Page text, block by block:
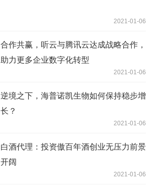
2021-01-06
合作共赢，听云与腾讯云达成战略合作，
助力更多企业数字化转型
2021-01-06
逆境之下，海普诺凯生物如何保持稳步增
长？
2021-01-06
白酒代理：投资傲百年酒创业无压力前景
开阔
2021-01-06